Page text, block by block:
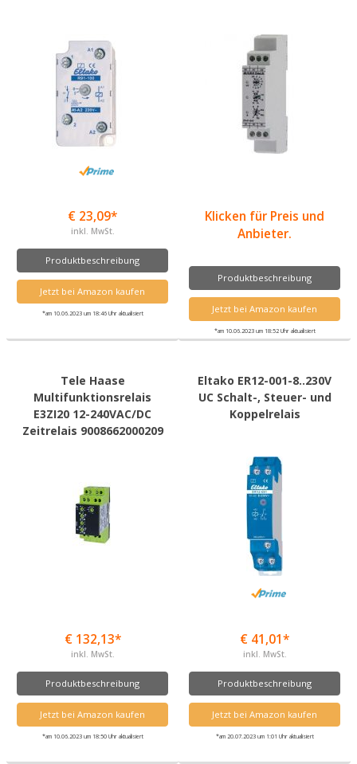
€ 23,09*
inkl. MwSt.
Produktbeschreibung
Jetzt bei Amazon kaufen
*am 10.06.2023 um 18:46 Uhr aktualisiert
Klicken für Preis und
Anbieter.
Produktbeschreibung
Jetzt bei Amazon kaufen
*am 10.06.2023 um 18:52 Uhr aktualisiert
Tele Haase
Multifunktionsrelais
E3ZI20 12-240VAC/DC
Zeitrelais 9008662000209
€ 132,13*
inkl. MwSt.
Produktbeschreibung
Jetzt bei Amazon kaufen
*am 10.06.2023 um 18:50 Uhr aktualisiert
Eltako ER12-001-8..230V
UC Schalt-, Steuer- und
Koppelrelais
€ 41,01*
inkl. MwSt.
Produktbeschreibung
Jetzt bei Amazon kaufen
*am 20.07.2023 um 1:01 Uhr aktualisiert